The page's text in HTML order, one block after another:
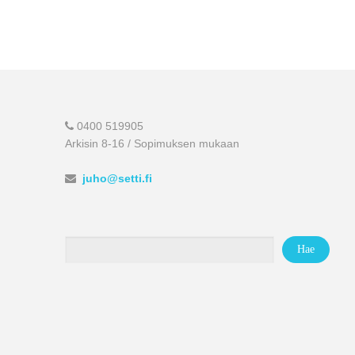
0400 519905
Arkisin 8-16 / Sopimuksen mukaan
juho@setti.fi